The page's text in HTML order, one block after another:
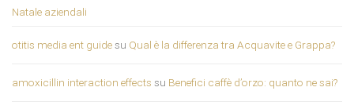
Natale aziendali
otitis media ent guidesu Qual è la differenza tra Acquavite e Grappa?
amoxicillin interaction effects su Benefici caffè d’orzo: quanto ne sai?